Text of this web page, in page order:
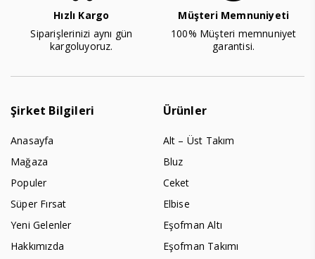
Hızlı Kargo
Siparişlerinizi aynı gün
kargoluyoruz.
Müşteri Memnuniyeti
100% Müşteri memnuniyet
garantisi.
Şirket Bilgileri
Anasayfa
Mağaza
Populer
Süper Fırsat
Yeni Gelenler
Hakkımızda
Ürünler
Alt – Üst Takım
Bluz
Ceket
Elbise
Eşofman Altı
Eşofman Takımı